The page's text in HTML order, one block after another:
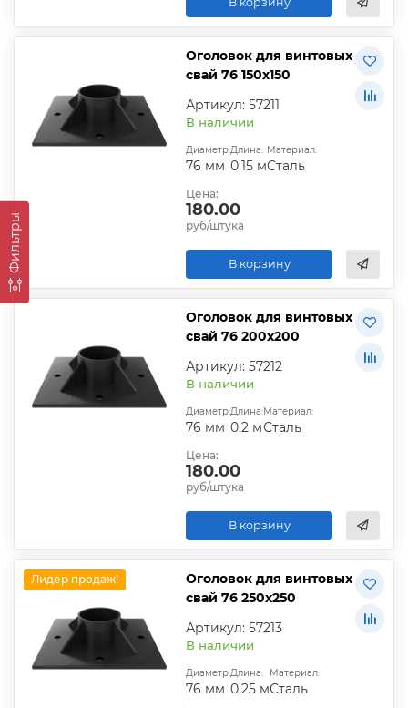
Фильтры
Оголовок для винтовых
свай 76 150х150
Артикул: 57211
В наличии
Диаметр:
76 мм
Длина:
0,15 м
Материал:
Сталь
Цена:
180.00
руб/штука
В корзину
Оголовок для винтовых
свай 76 200х200
Артикул: 57212
В наличии
Диаметр:
76 мм
Длина:
0,2 м
Материал:
Сталь
Цена:
180.00
руб/штука
В корзину
Лидер продаж!
Оголовок для винтовых
свай 76 250х250
Артикул: 57213
В наличии
Диаметр:
76 мм
Длина:
0,25 м
Материал:
Сталь